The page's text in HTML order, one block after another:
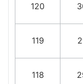
120
119
118